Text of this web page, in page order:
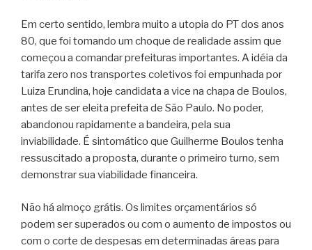
Em certo sentido, lembra muito a utopia do PT dos anos
80, que foi tomando um choque de realidade assim que
começou a comandar prefeituras importantes. A idéia da
tarifa zero nos transportes coletivos foi empunhada por
Luiza Erundina, hoje candidata a vice na chapa de Boulos,
antes de ser eleita prefeita de São Paulo. No poder,
abandonou rapidamente a bandeira, pela sua
inviabilidade. É sintomático que Guilherme Boulos tenha
ressuscitado a proposta, durante o primeiro turno, sem
demonstrar sua viabilidade financeira.
Não há almoço grátis. Os limites orçamentários só
podem ser superados ou com o aumento de impostos ou
com o corte de despesas em determinadas áreas para